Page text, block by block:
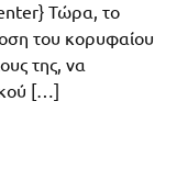
Τώρα, το
του κορυφαίου
της, να
[…]